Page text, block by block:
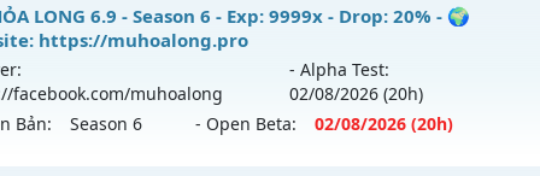
loại: Mu Custom thêm đồ mới
Anti
LONG 6.9 - 🌍 Website: https://muhoalong.pro
ra tháng 08 2026 - Mở máy chủhttps://facebook.com/
08/2626
- Drop: 20%
LONG 6.9 - Season 6 - Exp: 9999x - Drop: 20% - 🌍
https://muhoalong.pro
facebook.com/muhoalong
- Alpha Test:
02/08/2026 (20h)
Bản:
Season 6 - Open Beta: 02/08/2026 (20h)